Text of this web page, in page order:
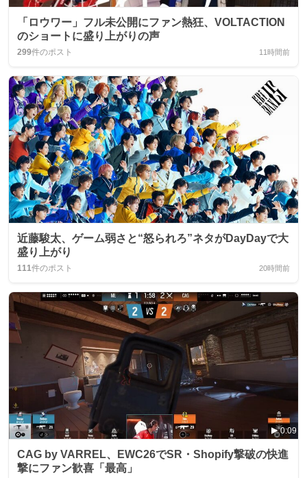
「ロウワー」フル未公開にファン熱狂、VOLTACTION
のショートに盛り上がりの声
299件のポスト 11時間前
近藤駿太、ゲーム弱さと“怒られろ”ネタがDayDayで大
盛り上がり
111件のポスト 20時間前
0:09
CAG by VARREL、EWC26でSR・Shopify撃破の快進
撃にファン歓喜「最高」